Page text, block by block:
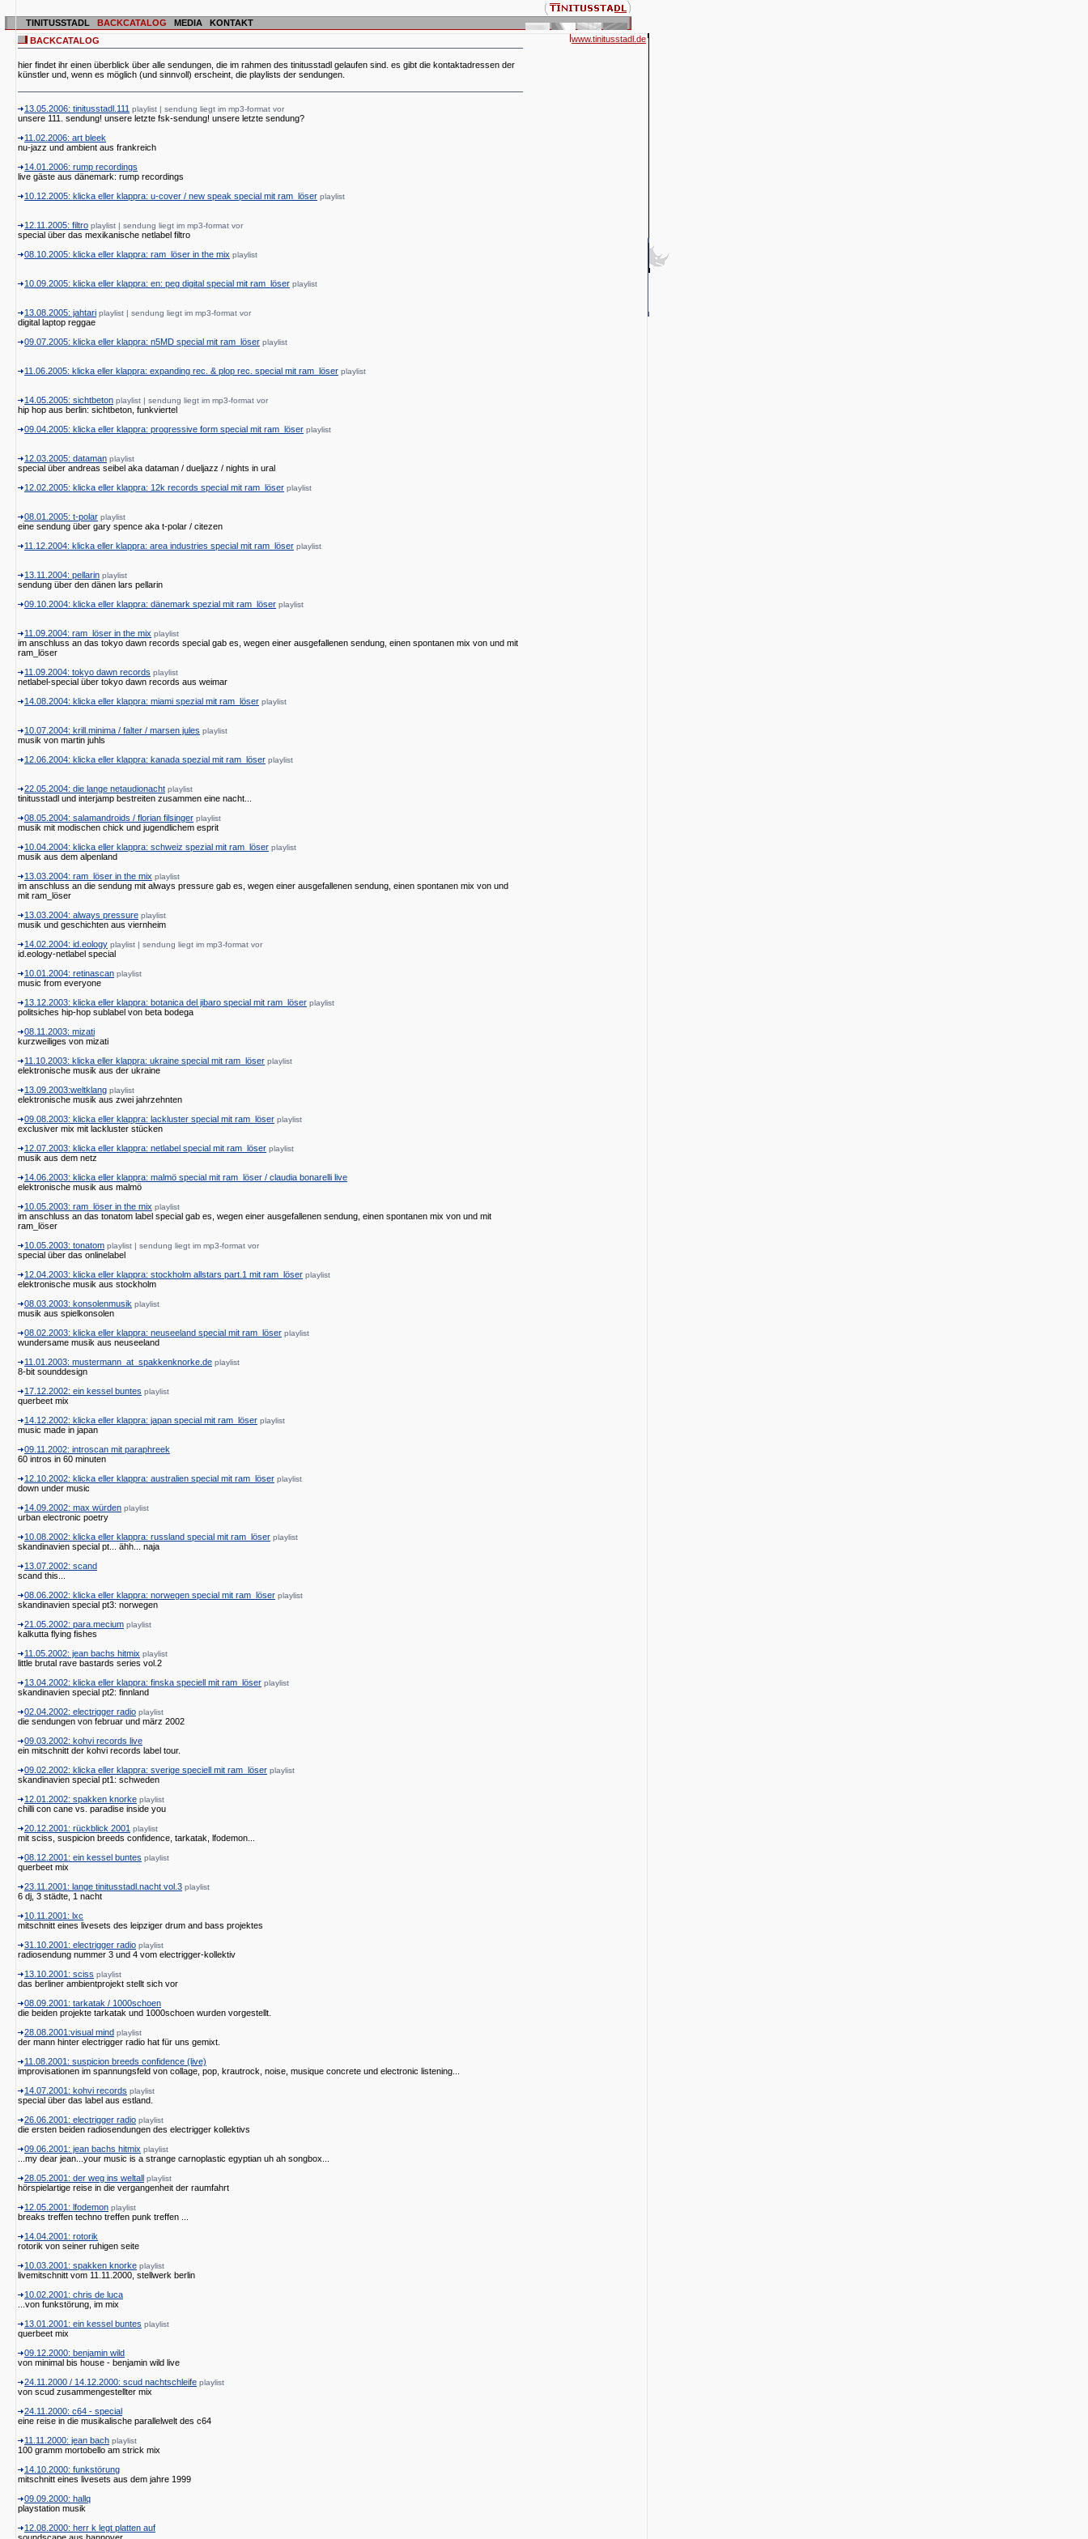
TINITUSSTADL BACKCATALOG MEDIA
KONTAKT
BACKCATALOG
hier findet ihr einen überblick über alle sendungen, die im rahmen des tinitusstadl gelaufen sind. es gibt die kontaktadressen der
künstler und, wenn es möglich (und sinnvoll) erscheint, die playlists der sendungen.
13.05.2006: tinitusstadl.111 playlist | sendung liegt im mp3-format vor
unsere 111. sendung! unsere letzte fsk-sendung! unsere letzte sendung?
11.02.2006: art bleek
nu-jazz und ambient aus frankreich
14.01.2006: rump recordings
live gäste aus dänemark: rump recordings
10.12.2005: klicka eller klappra: u-cover / new speak special mit ram_löser playlist
12.11.2005: filtro playlist | sendung liegt im mp3-format vor
special über das mexikanische netlabel filtro
08.10.2005: klicka eller klappra: ram_löser in the mix playlist
10.09.2005: klicka eller klappra: en: peg digital special mit ram_löser playlist
13.08.2005: jahtari playlist | sendung liegt im mp3-format vor
digital laptop reggae
09.07.2005: klicka eller klappra: n5MD special mit ram_löser playlist
11.06.2005: klicka eller klappra: expanding rec. & plop rec. special mit ram_löser playlist
14.05.2005: sichtbeton playlist | sendung liegt im mp3-format vor
hip hop aus berlin: sichtbeton, funkviertel
09.04.2005: klicka eller klappra: progressive form special mit ram_löser playlist
12.03.2005: dataman playlist
special über andreas seibel aka dataman / dueljazz / nights in ural
12.02.2005: klicka eller klappra: 12k records special mit ram_löser playlist
08.01.2005: t-polar playlist
eine sendung über gary spence aka t-polar / citezen
11.12.2004: klicka eller klappra: area industries special mit ram_löser playlist
13.11.2004: pellarin playlist
sendung über den dänen lars pellarin
09.10.2004: klicka eller klappra: dänemark spezial mit ram_löser playlist
11.09.2004: ram_löser in the mix playlist
im anschluss an das tokyo dawn records special gab es, wegen einer ausgefallenen sendung, einen spontanen mix von und mit
ram_löser
11.09.2004: tokyo dawn records playlist
netlabel-special über tokyo dawn records aus weimar
14.08.2004: klicka eller klappra: miami spezial mit ram_löser playlist
10.07.2004: krill.minima / falter / marsen jules playlist
musik von martin juhls
12.06.2004: klicka eller klappra: kanada spezial mit ram_löser playlist
22.05.2004: die lange netaudionacht playlist
tinitusstadl und interjamp bestreiten zusammen eine nacht...
08.05.2004: salamandroids / florian filsinger playlist
musik mit modischen chick und jugendlichem esprit
10.04.2004: klicka eller klappra: schweiz spezial mit ram_löser playlist
musik aus dem alpenland
13.03.2004: ram_löser in the mix playlist
im anschluss an die sendung mit always pressure gab es, wegen einer ausgefallenen sendung, einen spontanen mix von und
mit ram_löser
13.03.2004: always pressure playlist
musik und geschichten aus viernheim
14.02.2004: id.eology playlist | sendung liegt im mp3-format vor
id.eology-netlabel special
10.01.2004: retinascan playlist
music from everyone
13.12.2003: klicka eller klappra: botanica del jibaro special mit ram_löser playlist
politsiches hip-hop sublabel von beta bodega
08.11.2003: mizati
kurzweiliges von mizati
11.10.2003: klicka eller klappra: ukraine special mit ram_löser playlist
elektronische musik aus der ukraine
13.09.2003:weltklang playlist
elektronische musik aus zwei jahrzehnten
09.08.2003: klicka eller klappra: lackluster special mit ram_löser playlist
exclusiver mix mit lackluster stücken
12.07.2003: klicka eller klappra: netlabel special mit ram_löser playlist
musik aus dem netz
14.06.2003: klicka eller klappra: malmö special mit ram_löser / claudia bonarelli live
elektronische musik aus malmö
10.05.2003: ram_löser in the mix playlist
im anschluss an das tonatom label special gab es, wegen einer ausgefallenen sendung, einen spontanen mix von und mit
ram_löser
10.05.2003: tonatom playlist | sendung liegt im mp3-format vor
special über das onlinelabel
12.04.2003: klicka eller klappra: stockholm allstars part.1 mit ram_löser playlist
elektronische musik aus stockholm
08.03.2003: konsolenmusik playlist
musik aus spielkonsolen
08.02.2003: klicka eller klappra: neuseeland special mit ram_löser playlist
wundersame musik aus neuseeland
11.01.2003: mustermann_at_spakkenknorke.de playlist
8-bit sounddesign
17.12.2002: ein kessel buntes playlist
querbeet mix
14.12.2002: klicka eller klappra: japan special mit ram_löser playlist
music made in japan
09.11.2002: introscan mit paraphreek
60 intros in 60 minuten
12.10.2002: klicka eller klappra: australien special mit ram_löser playlist
down under music
14.09.2002: max würden playlist
urban electronic poetry
10.08.2002: klicka eller klappra: russland special mit ram_löser playlist
skandinavien special pt... ähh... naja
13.07.2002: scand
scand this...
08.06.2002: klicka eller klappra: norwegen special mit ram_löser playlist
skandinavien special pt3: norwegen
21.05.2002: para.mecium playlist
kalkutta flying fishes
11.05.2002: jean bachs hitmix playlist
little brutal rave bastards series vol.2
13.04.2002: klicka eller klappra: finska speciell mit ram_löser playlist
skandinavien special pt2: finnland
02.04.2002: electrigger radio playlist
die sendungen von februar und märz 2002
09.03.2002: kohvi records live
ein mitschnitt der kohvi records label tour.
09.02.2002: klicka eller klappra: sverige speciell mit ram_löser playlist
skandinavien special pt1: schweden
12.01.2002: spakken knorke playlist
chilli con cane vs. paradise inside you
20.12.2001: rückblick 2001 playlist
mit sciss, suspicion breeds confidence, tarkatak, lfodemon...
08.12.2001: ein kessel buntes playlist
querbeet mix
23.11.2001: lange tinitusstadl.nacht vol.3 playlist
6 dj, 3 städte, 1 nacht
10.11.2001: lxc
mitschnitt eines livesets des leipziger drum and bass projektes
31.10.2001: electrigger radio playlist
radiosendung nummer 3 und 4 vom electrigger-kollektiv
13.10.2001: sciss playlist
das berliner ambientprojekt stellt sich vor
08.09.2001: tarkatak / 1000schoen
die beiden projekte tarkatak und 1000schoen wurden vorgestellt.
28.08.2001:visual mind playlist
der mann hinter electrigger radio hat für uns gemixt.
11.08.2001: suspicion breeds confidence (live)
improvisationen im spannungsfeld von collage, pop, krautrock, noise, musique concrete und electronic listening...
14.07.2001: kohvi records playlist
special über das label aus estland.
26.06.2001: electrigger radio playlist
die ersten beiden radiosendungen des electrigger kollektivs
09.06.2001: jean bachs hitmix playlist
...my dear jean...your music is a strange carnoplastic egyptian uh ah songbox...
28.05.2001: der weg ins weltall playlist
hörspielartige reise in die vergangenheit der raumfahrt
12.05.2001: lfodemon playlist
breaks treffen techno treffen punk treffen ...
14.04.2001: rotorik
rotorik von seiner ruhigen seite
10.03.2001: spakken knorke playlist
livemitschnitt vom 11.11.2000, stellwerk berlin
10.02.2001: chris de luca
...von funkstörung, im mix
13.01.2001: ein kessel buntes playlist
querbeet mix
09.12.2000: benjamin wild
von minimal bis house - benjamin wild live
24.11.2000 / 14.12.2000: scud nachtschleife playlist
von scud zusammengestellter mix
24.11.2000: c64 - special
eine reise in die musikalische parallelwelt des c64
11.11.2000: jean bach playlist
100 gramm mortobello am strick mix
14.10.2000: funkstörung
mitschnitt eines livesets aus dem jahre 1999
09.09.2000: hallq
playstation musik
12.08.2000: herr k legt platten auf
www.tinitusstadl.de